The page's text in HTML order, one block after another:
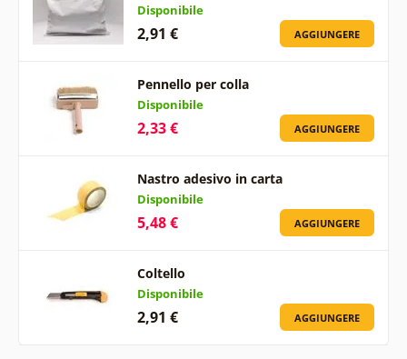
Disponibile
2,91 € AGGIUNGERE
Pennello per colla
Disponibile
2,33 € AGGIUNGERE
Nastro adesivo in carta
Disponibile
5,48 € AGGIUNGERE
Coltello
Disponibile
2,91 € AGGIUNGERE